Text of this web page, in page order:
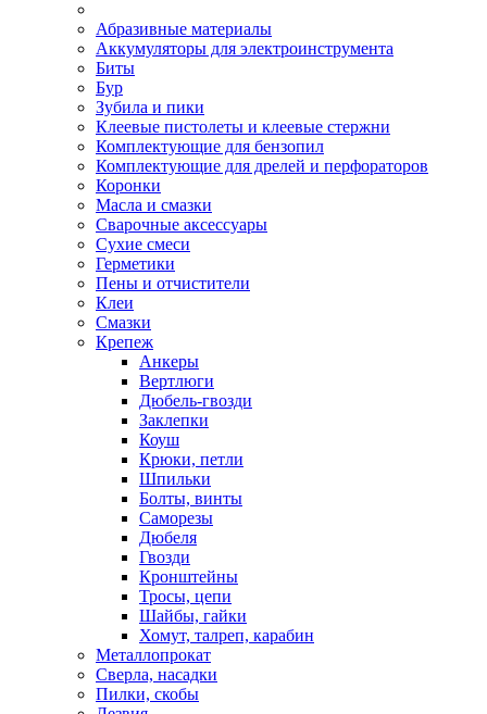
Абразивные материалы
Аккумуляторы для электроинструмента
Биты
Бур
Зубила и пики
Клеевые пистолеты и клеевые стержни
Комплектующие для бензопил
Комплектующие для дрелей и перфораторов
Коронки
Масла и смазки
Сварочные аксессуары
Сухие смеси
Герметики
Пены и отчистители
Клеи
Смазки
Крепеж
Анкеры
Вертлюги
Дюбель-гвозди
Заклепки
Коуш
Крюки, петли
Шпильки
Болты, винты
Саморезы
Дюбеля
Гвозди
Кронштейны
Тросы, цепи
Шайбы, гайки
Хомут, талреп, карабин
Металлопрокат
Сверла, насадки
Пилки, скобы